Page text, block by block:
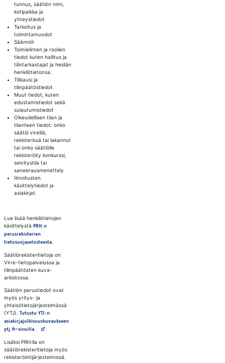
tunnus, säätiön nimi,
kotipaikka ja
yhteystiedot
Tarkoitus ja
toimintamuodot
Säännöt
Toimielinten ja roolien
tiedot kuten hallitus ja
tilintarkastajat ja heidän
henkilötietonsa. ​
Tilikausi ja
tilinpäätöstiedot
Muut tiedot, kuten
edustamistiedot sekä
sulautumistiedot
Oikeudellisen tilan ja
tilanteen tiedot: onko
säätiö vireillä,
rekisterissä tai lakannut
tai onko säätiölle
rekisteröity konkurssi,
selvitystila tai
saneerausmenettely
Ilmoitusten
käsittelytiedot ja
asiakirjat.
Lue lisää henkilötietojen
käsittelystä PRH:n
perusrekisterien
tietosuojaselosteesta.
Säätiörekisteritietoja on
Virre-tietopalvelussa ja
tilinpäätösten kuva-
arkistossa.
Säätiön perustiedot ovat
myös yritys- ja
yhteisötietojärjestelmässä
(YTJ). Tutustu YTJ:n
asiakirjajulkisuuskuvaukseen
ytj.fi-sivuilla. Avautuu uuteen välilehteen
Lisäksi PRH:lla on
säätiörekisteritietoja myös
rekisteröintijärjestelmissä.